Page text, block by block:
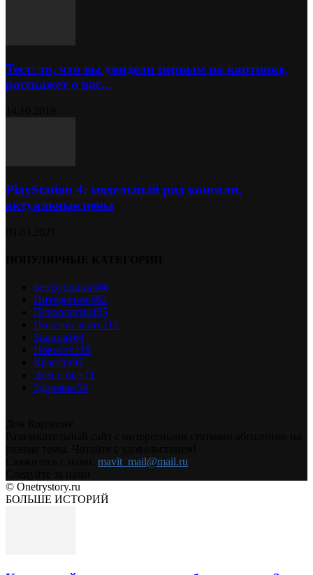
Тест: то, что вы увидели первым на картинке,
расскажет о вас...
PlayStation 4: модельный ряд консоли,
актуальные цены
Без рубрики686
Интересное562
Психология485
Полезно знать212
Знания164
Новости119
Красота93
Дом и быт71
Здоровье59
mavit_mail@mail.ru
© Onetrystory.ru
БОЛЬШЕ ИСТОРИЙ